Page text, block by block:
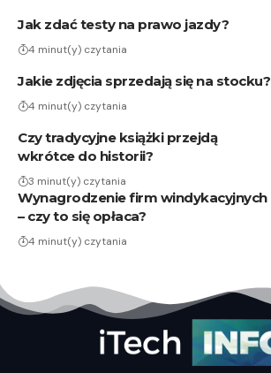
Jak zdać testy na prawo jazdy?
4 minut(y) czytania
Jakie zdjęcia sprzedają się na stocku?
4 minut(y) czytania
Czy tradycyjne książki przejdą
wkrótce do historii?
3 minut(y) czytania
Wynagrodzenie firm windykacyjnych
– czy to się opłaca?
4 minut(y) czytania